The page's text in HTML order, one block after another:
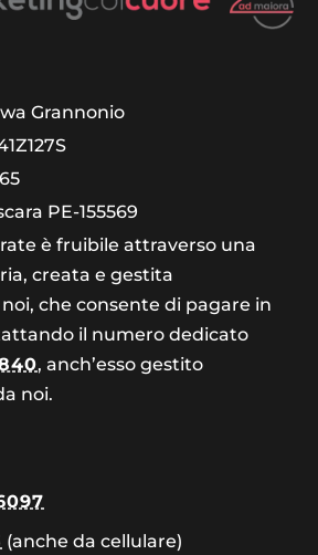
Grannonio
PE-155569
è fruibile attraverso una
creata e gestita
che consente di pagare in
il numero dedicato
, anch’esso gestito
noi.
(anche da cellulare)